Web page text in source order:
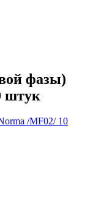
фазы)
штук